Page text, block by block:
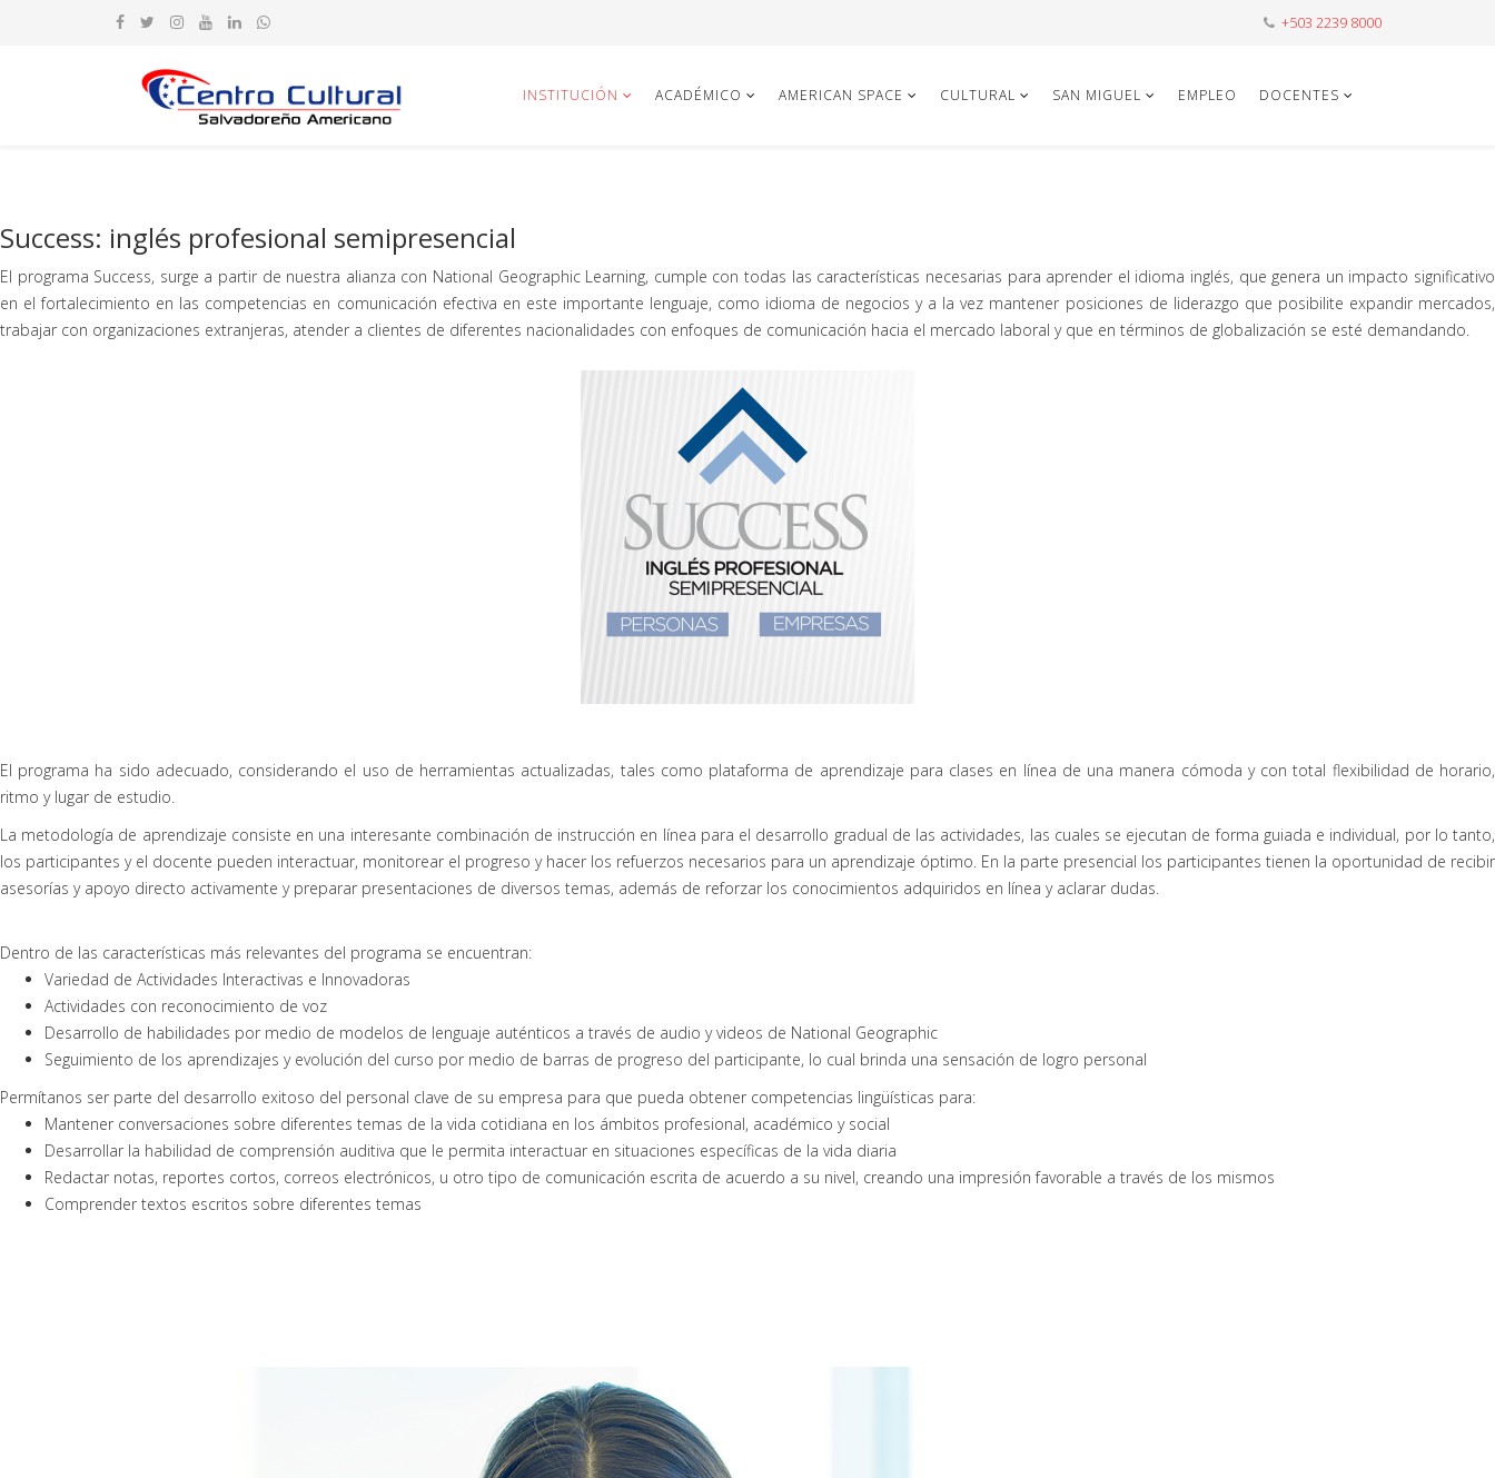
+503 2239 8000
INSTITUCIÓN ACADÉMICO AMERICAN SPACE CULTURAL SAN MIGUEL EMPLEO DOCENTES
Success: inglés profesional semipresencial
El programa Success, surge a partir de nuestra alianza con National Geographic Learning, cumple con todas las características necesarias para aprender el idioma inglés, que genera un impacto significativo
en el fortalecimiento en las competencias en comunicación efectiva en este importante lenguaje, como idioma de negocios y a la vez mantener posiciones de liderazgo que posibilite expandir mercados,
trabajar con organizaciones extranjeras, atender a clientes de diferentes nacionalidades con enfoques de comunicación hacia el mercado laboral y que en términos de globalización se esté demandando.
El programa ha sido adecuado, considerando el uso de herramientas actualizadas, tales como plataforma de aprendizaje para clases en línea de una manera cómoda y con total flexibilidad de horario,
ritmo y lugar de estudio.
La metodología de aprendizaje consiste en una interesante combinación de instrucción en línea para el desarrollo gradual de las actividades, las cuales se ejecutan de forma guiada e individual, por lo tanto,
los participantes y el docente pueden interactuar, monitorear el progreso y hacer los refuerzos necesarios para un aprendizaje óptimo. En la parte presencial los participantes tienen la oportunidad de recibir
asesorías y apoyo directo activamente y preparar presentaciones de diversos temas, además de reforzar los conocimientos adquiridos en línea y aclarar dudas.
Dentro de las características más relevantes del programa se encuentran:
Variedad de Actividades Interactivas e Innovadoras
Actividades con reconocimiento de voz
Desarrollo de habilidades por medio de modelos de lenguaje auténticos a través de audio y videos de National Geographic
Seguimiento de los aprendizajes y evolución del curso por medio de barras de progreso del participante, lo cual brinda una sensación de logro personal
Permítanos ser parte del desarrollo exitoso del personal clave de su empresa para que pueda obtener competencias lingüísticas para:
Mantener conversaciones sobre diferentes temas de la vida cotidiana en los ámbitos profesional, académico y social
Desarrollar la habilidad de comprensión auditiva que le permita interactuar en situaciones específicas de la vida diaria
Redactar notas, reportes cortos, correos electrónicos, u otro tipo de comunicación escrita de acuerdo a su nivel, creando una impresión favorable a través de los mismos
Comprender textos escritos sobre diferentes temas